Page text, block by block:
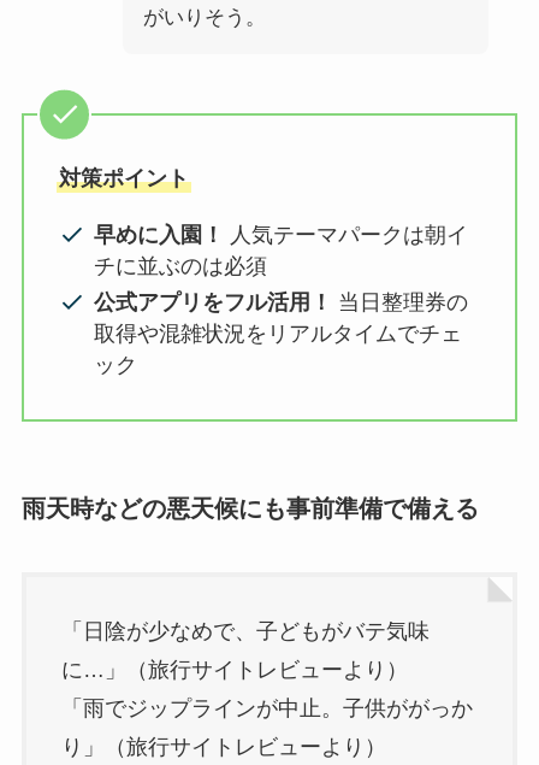
がいりそう。
対策ポイント
早めに入園！
人気テーマパークは朝イ
チに並ぶのは必須
公式アプリをフル活用！
当日整理券の
取得や混雑状況をリアルタイムでチェ
ック
雨天時などの悪天候にも事前準備で備える
「日陰が少なめで、子どもがバテ気味
に…」（旅行サイトレビューより）
「雨でジップラインが中止。子供ががっか
り」（旅行サイトレビューより）